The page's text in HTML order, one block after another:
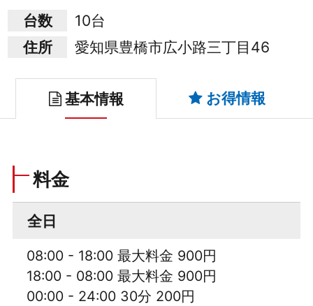
台数
10台
住所
愛知県豊橋市広小路三丁目46
基本情報 お得情報
料金
全日
08:00 - 18:00 最大料金 900円
18:00 - 08:00 最大料金 900円
00:00 - 24:00 30分 200円